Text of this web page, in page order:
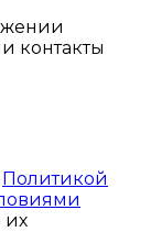
контакты
Политикой